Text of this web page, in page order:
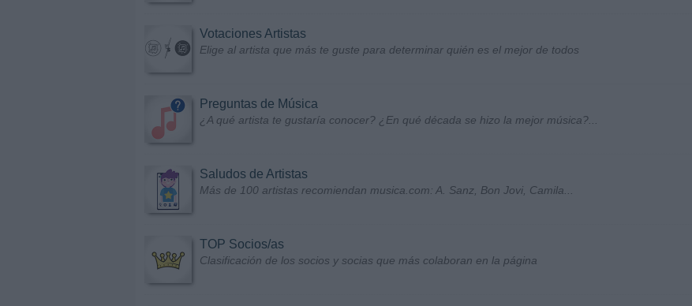
Votaciones Artistas
Elige al artista que más te guste para determinar quién es el mejor de todos
Preguntas de Música
¿A qué artista te gustaría conocer? ¿En qué década se hizo la mejor música?...
Saludos de Artistas
Más de 100 artistas recomiendan musica.com: A. Sanz, Bon Jovi, Camila...
TOP Socios/as
Clasificación de los socios y socias que más colaboran en la página